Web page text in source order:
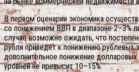
В первом сценарии экономика
со понижением ВВП в диапазоне 2–3%
случае возможно ожидать, что
рубля приведет к понижению рублевых
дополнительное понижение
уровней не превысит 10–15%.